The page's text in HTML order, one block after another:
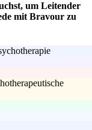
um Leitender
mit Bravour zu